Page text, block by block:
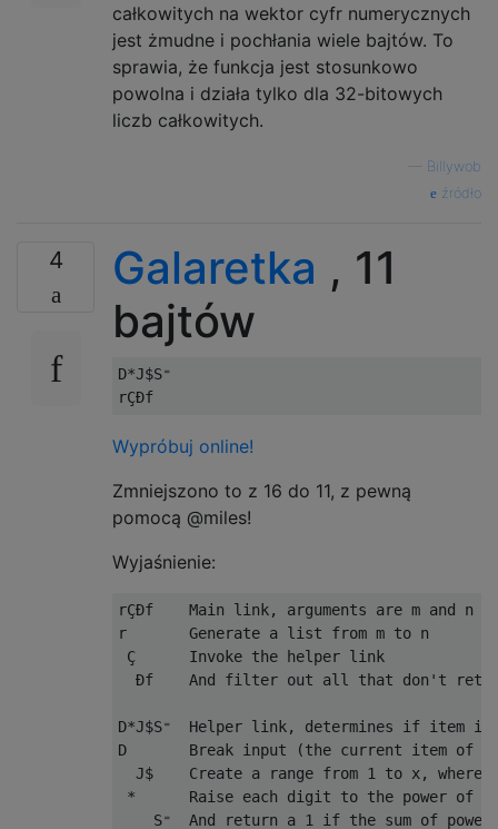
całkowitych na wektor cyfr numerycznych
jest żmudne i pochłania wiele bajtów. To
sprawia, że ​​funkcja jest stosunkowo
powolna i działa tylko dla 32-bitowych
liczb całkowitych.
Billywob
źródło
4 Galaretka , 11
bajtów
D*J$S⁼
Wypróbuj online!
Zmniejszono to z 16 do 11, z pewną
pomocą @miles!
Wyjaśnienie:
rÇÐf    Main link, arguments are m and n
r       Generate a list from m to n
Ç      Invoke the helper link
Ðf    And filter out all that don't
D*J$S⁼  Helper link, determines if item is
D       Break input (the current item of
J$    Create a range from 1 to x, where
*      Raise each digit to the power of